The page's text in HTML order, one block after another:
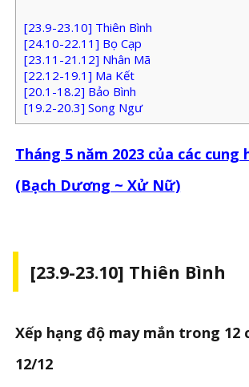
[23.9-23.10] Thiên Bình
[24.10-22.11] Bọ Cạp
[23.11-21.12] Nhân Mã
[22.12-19.1] Ma Kết
[20.1-18.2] Bảo Bình
[19.2-20.3] Song Ngư
Tháng 5 năm 2023 của các cung
(Bạch Dương ~ Xử Nữ)
[23.9-23.10] Thiên Bình
Xếp hạng độ may mắn trong 12
12/12